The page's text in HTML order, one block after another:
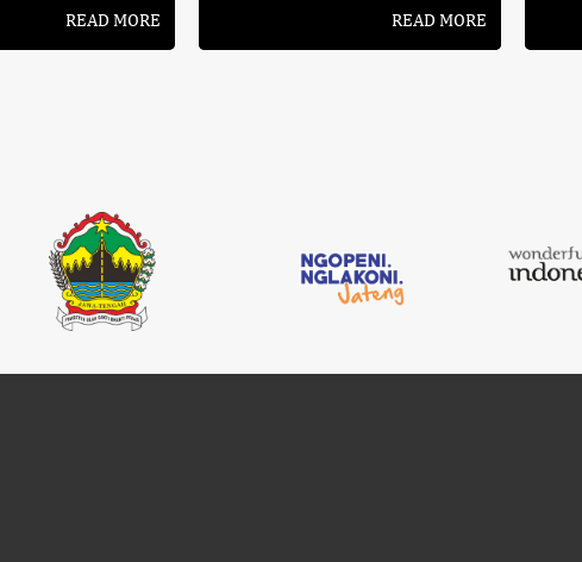
READ MORE READ MORE